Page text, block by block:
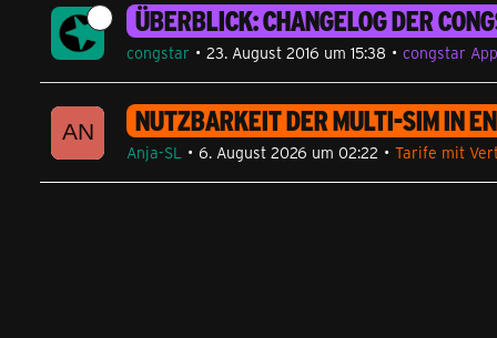
ÜBERBLICK: CHANGELOG DER
congstar 23. August 2016 um 15:38 congstar App
NUTZBARKEIT DER MULTI-SIM IN
Anja-SL 6. August 2026 um 02:22 Tarife mit